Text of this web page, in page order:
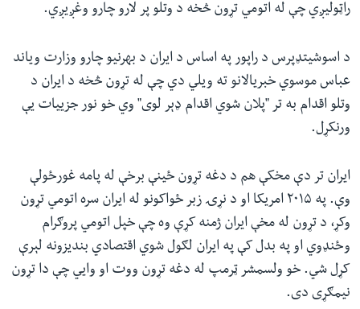
راټولیږي چې له اتومي تړون څخه د وتلو پر لارو چارو وغږیږي.
د اسوشیتډپرس د راپور په اساس د ایران د بهرنیو چارو وزارت ویاند
عباس موسوي خبریالانو ته ویلي دي چې له تړون څخه د ایران د
وتلو اقدام به تر "پلان شوي اقدام ډېر لوی" وي خو نور جزییات یې
ورنکړل.
ایران تر دې مخکې هم د دغه تړون ځینې برخې له پامه غورځولې
وې. په ۲۰۱۵ امریکا او د نړۍ زبر ځواکونو له ایران سره اتومي تړون
وکړ، د تړون له مخې ایران ژمنه کړې وه چې خپل اتومي پروګرام
وځنډوي او په بدل کې په ایران لګول شوي اقتصادي بندیزونه لېرې
کړل شي. خو ولسمشر ټرمپ له دغه تړون ووت او وايي چې دا تړون
نیمګړی دی.